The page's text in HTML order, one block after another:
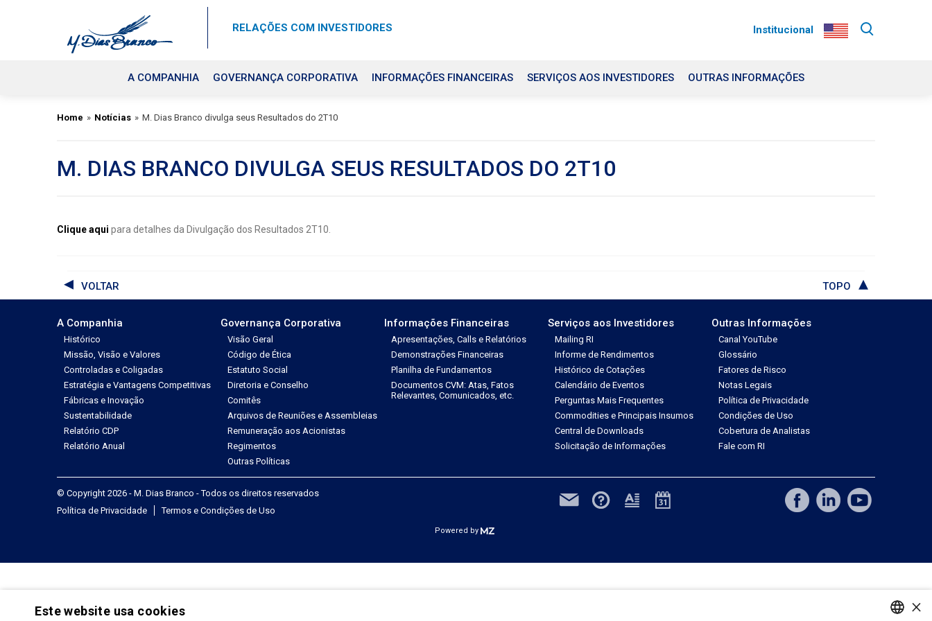
RELAÇÕES COM INVESTIDORES Institucional
A COMPANHIA GOVERNANÇA CORPORATIVA INFORMAÇÕES FINANCEIRAS SERVIÇOS AOS INVESTIDORES OUTRAS INFORMAÇÕES
Home » Notícias » M. Dias Branco divulga seus Resultados do 2T10
M. DIAS BRANCO DIVULGA SEUS RESULTADOS DO 2T10
Clique aqui para detalhes da Divulgação dos Resultados 2T10.
VOLTAR TOPO
A Companhia
Histórico
Missão, Visão e Valores
Controladas e Coligadas
Estratégia e Vantagens Competitivas
Fábricas e Inovação
Sustentabilidade
Relatório CDP
Relatório Anual
Governança Corporativa
Visão Geral
Código de Ética
Estatuto Social
Diretoria e Conselho
Comitês
Arquivos de Reuniões e Assembleias
Remuneração aos Acionistas
Regimentos
Outras Políticas
Informações Financeiras
Apresentações, Calls e Relatórios
Demonstrações Financeiras
Planilha de Fundamentos
Documentos CVM: Atas, Fatos
Relevantes, Comunicados, etc.
Serviços aos Investidores
Mailing RI
Informe de Rendimentos
Histórico de Cotações
Calendário de Eventos
Perguntas Mais Frequentes
Commodities e Principais Insumos
Central de Downloads
Solicitação de Informações
Outras Informações
Canal YouTube
Glossário
Fatores de Risco
Notas Legais
Política de Privacidade
Condições de Uso
Cobertura de Analistas
Fale com RI
© Copyright 2026 - M. Dias Branco - Todos os direitos reservados
Política de Privacidade
Termos e Condições de Uso
Powered by
×
Este website usa cookies